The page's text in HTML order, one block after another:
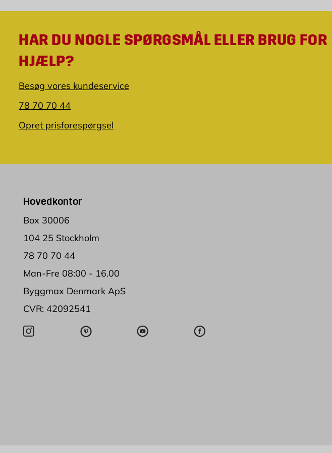
HAR DU NOGLE SPØRGSMÅL ELLER BRUG FOR
HJÆLP?
Besøg vores kundeservice
78 70 70 44
Opret prisforespørgsel
Hovedkontor
Box 30006
104 25 Stockholm
78 70 70 44
Man-Fre 08:00 - 16.00
Byggmax Denmark ApS
CVR: 42092541